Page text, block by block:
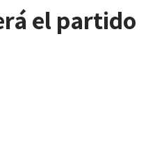
el partido